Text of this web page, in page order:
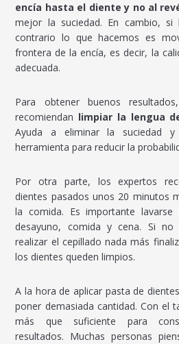
encía hasta el diente y no al
mejor la suciedad. En cambio, si
contrario lo que hacemos es
frontera de la encía, es decir, la
adecuada.
Para obtener buenos
recomiendan limpiar la lengua
Ayuda a eliminar la suciedad
herramienta para reducir la
Por otra parte, los expertos
dientes pasados unos 20 minutos
la comida. Es importante lavarse
desayuno, comida y cena. Si no
realizar el cepillado nada más
los dientes queden limpios.
A la hora de aplicar pasta de
poner demasiada cantidad. Con el
más que suficiente para
resultados. Muchas personas